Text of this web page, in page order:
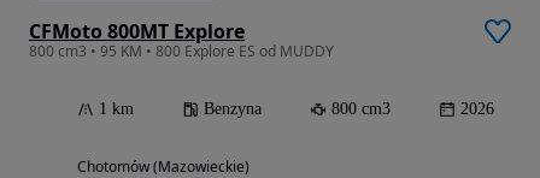
CFMoto 800MT Explore
800 cm3 • 95 KM • 800 Explore ES od MUDDY
1 km Benzyna 800 cm3 2026
Chotomów (Mazowieckie)